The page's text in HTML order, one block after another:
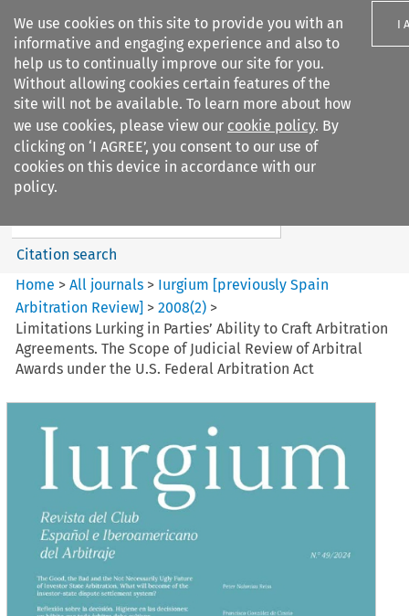
We use cookies on this site to provide you with an
informative and engaging experience and also to
help us to continually improve our site for you.
Without allowing cookies certain features of the
site will not be available. To learn more about how
we use cookies, please view our cookie policy. By
clicking on ‘I AGREE’, you consent to our use of
cookies on this device in accordance with our
policy.
I
Search filters
Iurgium %5Bpreviously Spain
Arbitration ...
Search content
Citation search
Home >All journals > Iurgium [previously Spain
Arbitration Review] >2008(2) >
Limitations Lurking in Parties’ Ability to Craft Arbitration
Agreements. The Scope of Judicial Review of Arbitral
Awards under the U.S. Federal Arbitration Act